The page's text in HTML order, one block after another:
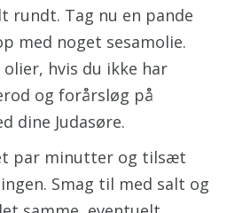
rundt. Tag nu en pande
med noget sesamolie.
hvis du ikke har
og forårsløg på
dine Judasøre.
par minutter og tilsæt
Smag til med salt og